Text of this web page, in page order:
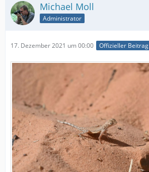
Michael Moll
Administrator
17. Dezember 2021 um 00:00 Offizieller Beitrag